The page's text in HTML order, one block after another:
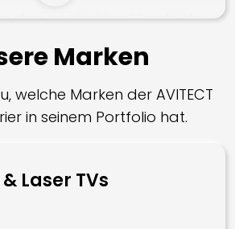
im direkten Vergleich
Marken
welche Marken der AVITECT
in seinem Portfolio hat.
Laser TVs